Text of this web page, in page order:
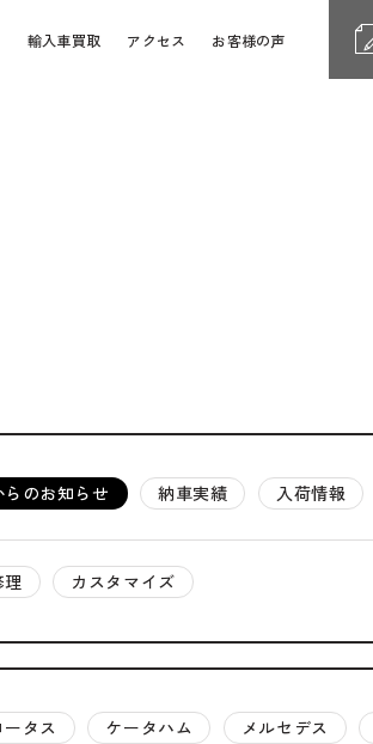
輸入車買取 アクセス お客様の声
ールなどのご連絡方法意外にも、オンライン
わせフォームにて、オンラインでのご連絡を
のお知らせ 納車実績 入荷情報
カスタマイズ
ータス ケータハム メルセデス